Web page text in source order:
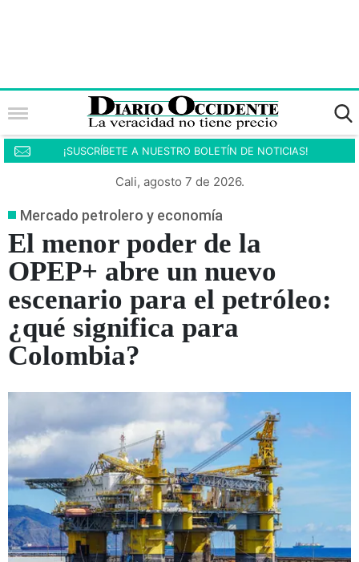
¡SUSCRÍBETE A NUESTRO BOLETÍN DE NOTICIAS!
Cali, agosto 7 de 2026.
Mercado petrolero y economía
El menor poder de la
OPEP+ abre un nuevo
escenario para el petróleo:
¿qué significa para
Colombia?